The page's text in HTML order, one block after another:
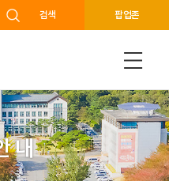
가기
기
검색 팝업존
내